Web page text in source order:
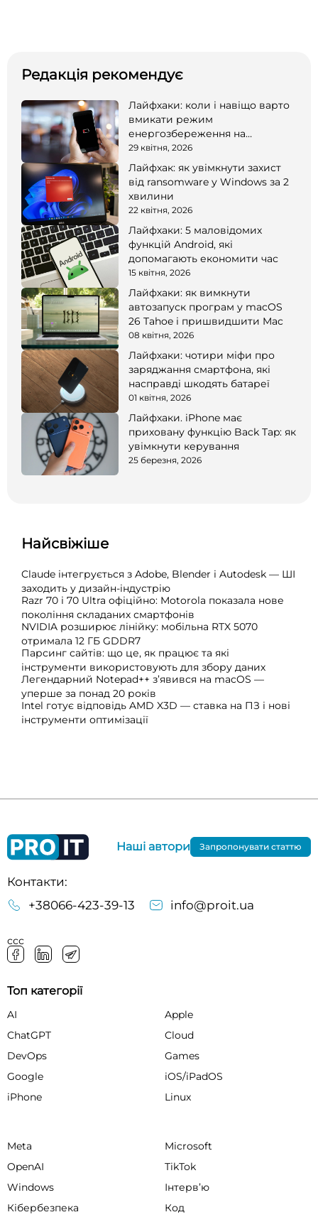
Редакція рекомендує
Лайфхаки: коли і навіщо варто
вмикати режим
енергозбереження на
смартфоні
29 квітня, 2026
Лайфхак: як увімкнути захист
від ransomware у Windows за 2
хвилини
22 квітня, 2026
Лайфхаки: 5 маловідомих
функцій Android, які
допомагають економити час
15 квітня, 2026
Лайфхаки: як вимкнути
автозапуск програм у macOS
26 Tahoe і пришвидшити Mac
08 квітня, 2026
Лайфхаки: чотири міфи про
заряджання смартфона, які
насправді шкодять батареї
01 квітня, 2026
Лайфхаки. iPhone має
приховану функцію Back Tap: як
увімкнути керування
25 березня, 2026
Найсвіжіше
Claude інтегрується з Adobe, Blender і Autodesk — ШІ
заходить у дизайн-індустрію
Razr 70 і 70 Ultra офіційно: Motorola показала нове
покоління складаних смартфонів
NVIDIA розширює лінійку: мобільна RTX 5070
отримала 12 ГБ GDDR7
Парсинг сайтів: що це, як працює та які
інструменти використовують для збору даних
Легендарний Notepad++ з’явився на macOS —
уперше за понад 20 років
Intel готує відповідь AMD X3D — ставка на ПЗ і нові
інструменти оптимізації
Контакти:
+38066-423-39-13
info@proit.ua
ссс
Наші автори Запропонувати статтю
Топ категорії
AI
Apple
ChatGPT
Cloud
DevOps
Games
Google
iOS/iPadOS
iPhone
Linux
Meta
Microsoft
OpenAI
TikTok
Windows
Інтервʼю
Кібербезпека
Код